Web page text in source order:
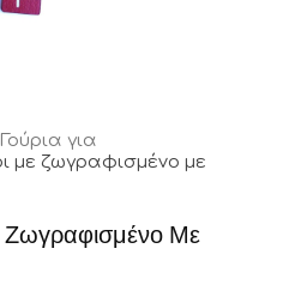
Γούρια για
με ζωγραφισμένο με
Ζωγραφισμένο Με